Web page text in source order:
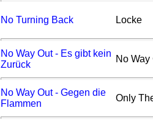
No Turning Back Locke
No Way Out - Es gibt kein
Zurück
No Way
No Way Out - Gegen die
Flammen
Only